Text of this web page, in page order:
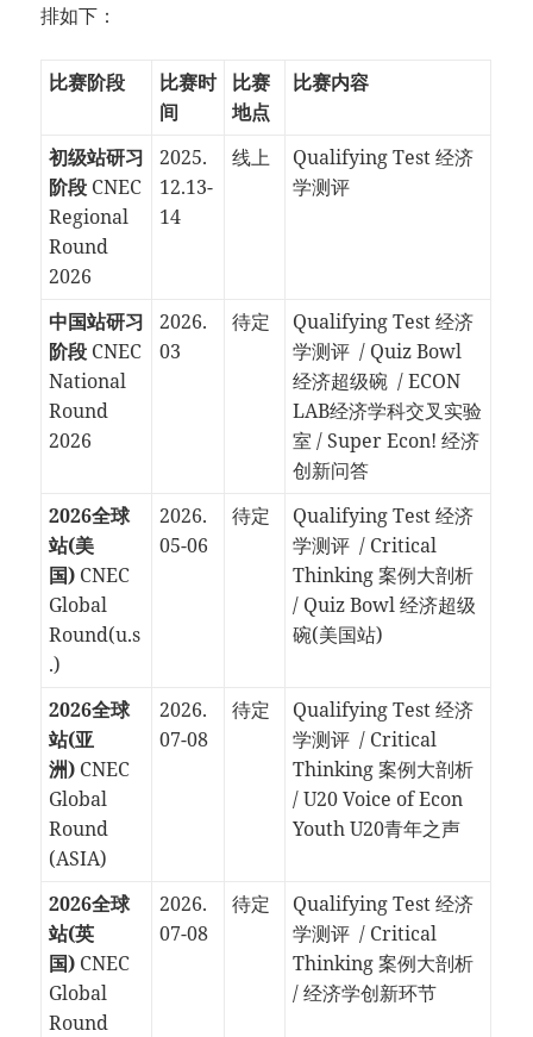
排如下：
比赛阶段
比赛时
间
比赛
地点
比赛内容
初级站研习
阶段 CNEC
Regional
Round
2026
2025.
12.13-
14
线上
Qualifying Test 经济
学测评
中国站研习
阶段 CNEC
National
Round
2026
2026.
03
待定
Qualifying Test 经济
学测评 / Quiz Bowl
经济超级碗 / ECON
LAB经济学科交叉实验
室 / Super Econ! 经济
创新问答
2026全球
站(美
国) CNEC
Global
Round(u.s
.)
2026.
05-06
待定
Qualifying Test 经济
学测评 / Critical
Thinking 案例大剖析
/ Quiz Bowl 经济超级
碗(美国站)
2026全球
站(亚
洲) CNEC
Global
Round
(ASIA)
2026.
07-08
待定
Qualifying Test 经济
学测评 / Critical
Thinking 案例大剖析
/ U20 Voice of Econ
Youth U20青年之声
2026全球
站(英
国) CNEC
Global
Round
2026.
07-08
待定
Qualifying Test 经济
学测评 / Critical
Thinking 案例大剖析
/ 经济学创新环节